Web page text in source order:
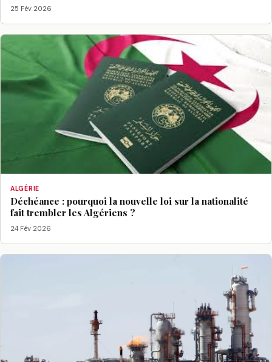
25 Fév 2026
ALGÉRIE
Déchéance : pourquoi la nouvelle loi sur la nationalité
fait trembler les Algériens ?
24 Fév 2026